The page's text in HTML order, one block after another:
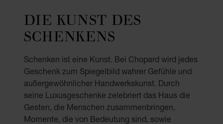
DIE KUNST DES
SCHENKENS
Schenken ist eine Kunst. Bei Chopard wird jedes
Geschenk zum Spiegelbild wahrer Gefühle und
außergewöhnlicher Handwerkskunst. Durch
seine Luxusgeschenke zelebriert das Haus die
Gesten, die Menschen zusammenbringen,
Momente, die von Bedeutung sind, sowie